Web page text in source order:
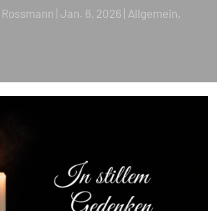
Jan. 6, 2026 Allgemein,